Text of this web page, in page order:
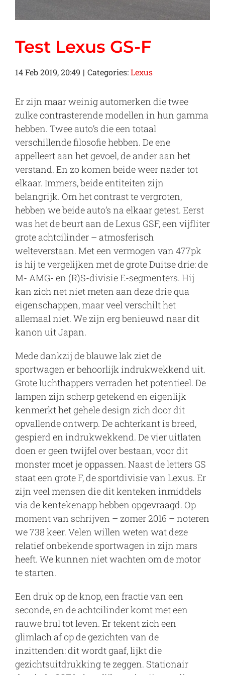
Test Lexus GS-F
14 Feb 2019, 20:49 | Categories:Lexus
Er zijn maar weinig automerken die twee
zulke contrasterende modellen in hun gamma
hebben. Twee auto’s die een totaal
verschillende filosofie hebben. De ene
appelleert aan het gevoel, de ander aan het
verstand. En zo komen beide weer nader tot
elkaar. Immers, beide entiteiten zijn
belangrijk. Om het contrast te vergroten,
hebben we beide auto’s na elkaar getest. Eerst
was het de beurt aan de Lexus GSF, een vijfliter
grote achtcilinder – atmosferisch
welteverstaan. Met een vermogen van 477pk
is hij te vergelijken met de grote Duitse drie: de
M- AMG- en (R)S-divisie E-segmenters. Hij
kan zich net niet meten aan deze drie qua
eigenschappen, maar veel verschilt het
allemaal niet. We zijn erg benieuwd naar dit
kanon uit Japan.
Mede dankzij de blauwe lak ziet de
sportwagen er behoorlijk indrukwekkend uit.
Grote luchthappers verraden het potentieel. De
lampen zijn scherp getekend en eigenlijk
kenmerkt het gehele design zich door dit
opvallende ontwerp. De achterkant is breed,
gespierd en indrukwekkend. De vier uitlaten
doen er geen twijfel over bestaan, voor dit
monster moet je oppassen. Naast de letters GS
staat een grote F, de sportdivisie van Lexus. Er
zijn veel mensen die dit kenteken inmiddels
via de kentekenapp hebben opgevraagd. Op
moment van schrijven – zomer 2016 – noteren
we 738 keer. Velen willen weten wat deze
relatief onbekende sportwagen in zijn mars
heeft. We kunnen niet wachten om de motor
te starten.
Een druk op de knop, een fractie van een
seconde, en de achtcilinder komt met een
rauwe brul tot leven. Er tekent zich een
glimlach af op de gezichten van de
inzittenden: dit wordt gaaf, lijkt die
gezichtsuitdrukking te zeggen. Stationair